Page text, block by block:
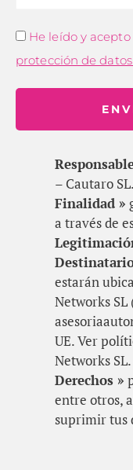
He leído y acepto
protección de
– Cautaro SL.
Finalidad »
a través de
estarán
Networks
UE. Ver
Networks SL.
Derechos »
entre otros,
suprimir tus